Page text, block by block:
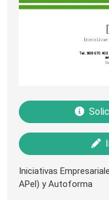
Iniciativas
APel) y Autoforma